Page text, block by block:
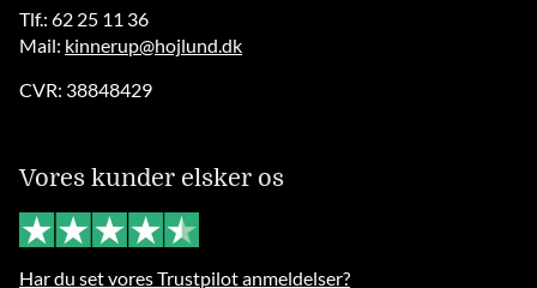
Tlf.: 62 25 11 36
Mail: kinnerup@hojlund.dk
CVR: 38848429
Vores kunder elsker os
Har du set vores Trustpilot anmeldelser?